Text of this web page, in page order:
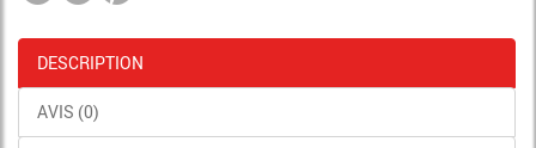
DESCRIPTION
AVIS (0)